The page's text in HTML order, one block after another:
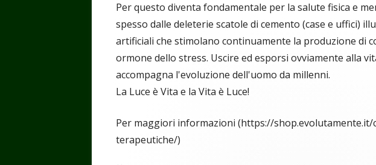
Per questo diventa fondamentale per la salute fisica e
spesso dalle deleterie scatole di cemento (case e uffici)
artificiali che stimolano continuamente la produzione di
ormone dello stress. Uscire ed esporsi ovviamente alla
accompagna l'evoluzione dell'uomo da millenni.
La Luce è Vita e la Vita è Luce!
Per maggiori informazioni (https://
terapeutiche/)